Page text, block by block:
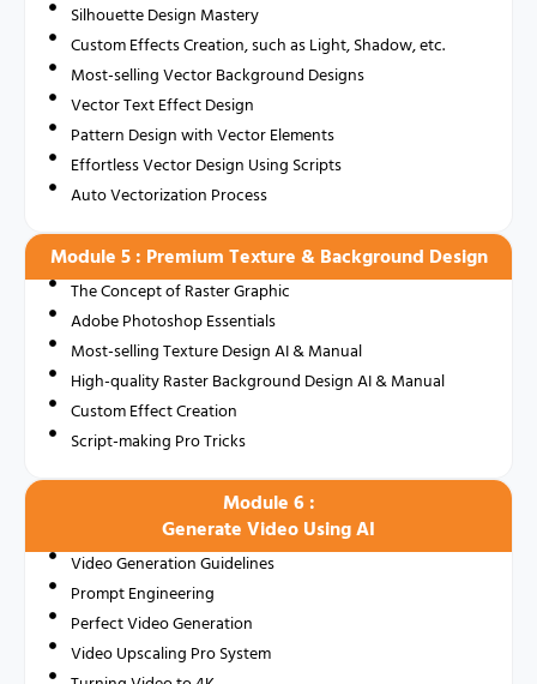
Silhouette Design Mastery
Custom Effects Creation, such as Light, Shadow, etc.
Most-selling Vector Background Designs
Vector Text Effect Design
Pattern Design with Vector Elements
Effortless Vector Design Using Scripts
Auto Vectorization Process
Module 5 : Premium Texture & Background Design
The Concept of Raster Graphic
Adobe Photoshop Essentials
Most-selling Texture Design AI & Manual
High-quality Raster Background Design AI & Manual
Custom Effect Creation
Script-making Pro Tricks
Module 6 :
Generate Video Using AI
Video Generation Guidelines
Prompt Engineering
Perfect Video Generation
Video Upscaling Pro System